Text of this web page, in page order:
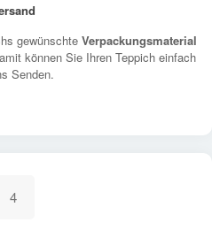
gewünschte Verpackungsmaterial
können Sie Ihren Teppich einfach
Senden.
4